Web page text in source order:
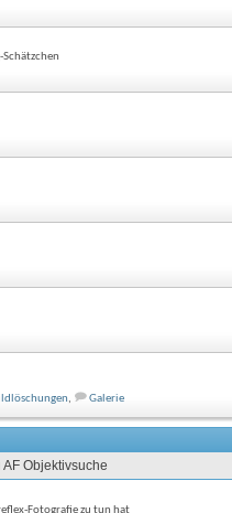
, Galerie
Objektivsuche
Fotografie zu tun hat